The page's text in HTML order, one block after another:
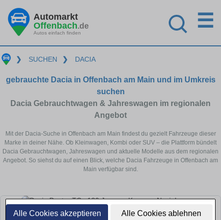
Alle Cookies akzeptieren Alle Cookies ablehnen
Automarkt
Offenbach.de
Autos einfach finden
☰
❯ SUCHEN ❯ DACIA
gebrauchte Dacia in Offenbach am Main und im Umkreis
suchen
Dacia Gebrauchtwagen & Jahreswagen im regionalen
Angebot
Mit der Dacia-Suche in Offenbach am Main findest du gezielt Fahrzeuge dieser
Marke in deiner Nähe. Ob Kleinwagen, Kombi oder SUV – die Plattform bündelt
Dacia Gebrauchtwagen, Jahreswagen und aktuelle Modelle aus dem regionalen
Angebot. So siehst du auf einen Blick, welche Dacia Fahrzeuge in Offenbach am
Main verfügbar sind.